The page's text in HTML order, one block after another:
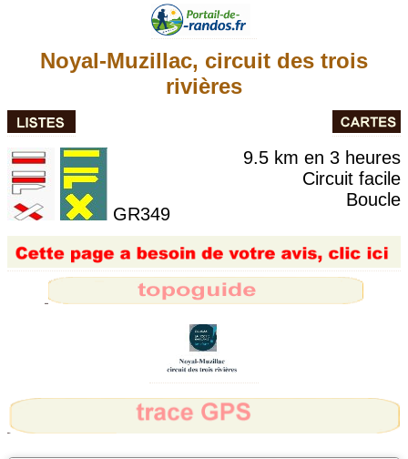
Noyal-Muzillac, circuit des trois
rivières
GR349
9.5 km en 3 heures
Circuit facile
Boucle